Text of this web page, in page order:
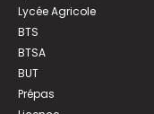
Lycée Agricole
BTS
BTSA
BUT
Prépas